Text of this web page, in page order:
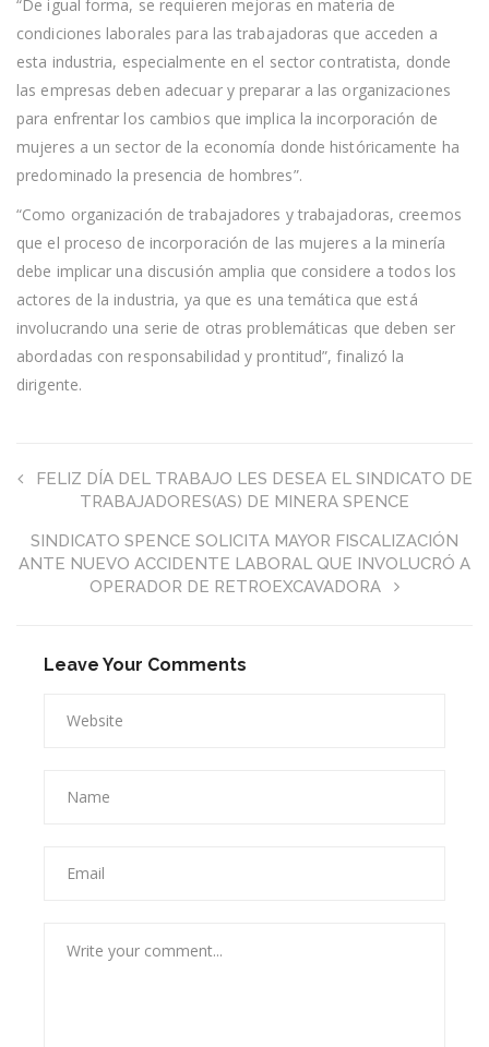
“De igual forma, se requieren mejoras en materia de
condiciones laborales para las trabajadoras que acceden a
esta industria, especialmente en el sector contratista, donde
las empresas deben adecuar y preparar a las organizaciones
para enfrentar los cambios que implica la incorporación de
mujeres a un sector de la economía donde históricamente ha
predominado la presencia de hombres”.
“Como organización de trabajadores y trabajadoras, creemos
que el proceso de incorporación de las mujeres a la minería
debe implicar una discusión amplia que considere a todos los
actores de la industria, ya que es una temática que está
involucrando una serie de otras problemáticas que deben ser
abordadas con responsabilidad y prontitud”, finalizó la
dirigente.
FELIZ DÍA DEL TRABAJO LES DESEA EL SINDICATO DE
TRABAJADORES(AS) DE MINERA SPENCE
SINDICATO SPENCE SOLICITA MAYOR FISCALIZACIÓN
ANTE NUEVO ACCIDENTE LABORAL QUE INVOLUCRÓ A
OPERADOR DE RETROEXCAVADORA
Leave Your Comments